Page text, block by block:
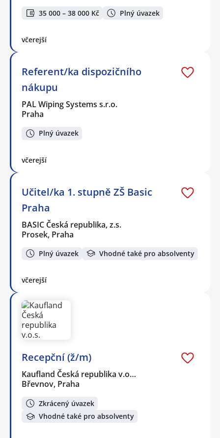
35 000 – 38 000 Kč Plný úvazek
včerejší
Referent/ka dispozičního
nákupu
PAL Wiping Systems s.r.o.
Praha
Plný úvazek
včerejší
Učitel/ka 1. stupně ZŠ Basic
Praha
BASIC Česká republika, z.s.
Prosek, Praha
Plný úvazek Vhodné také pro absolventy
včerejší
Recepční (ž/m)
Kaufland Česká republika v.o…
Břevnov, Praha
Zkrácený úvazek
Vhodné také pro absolventy